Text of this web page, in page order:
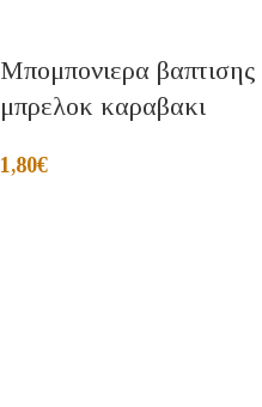
Μπομπονιερα βαπτισης
μπρελοκ καραβακι
1,80€